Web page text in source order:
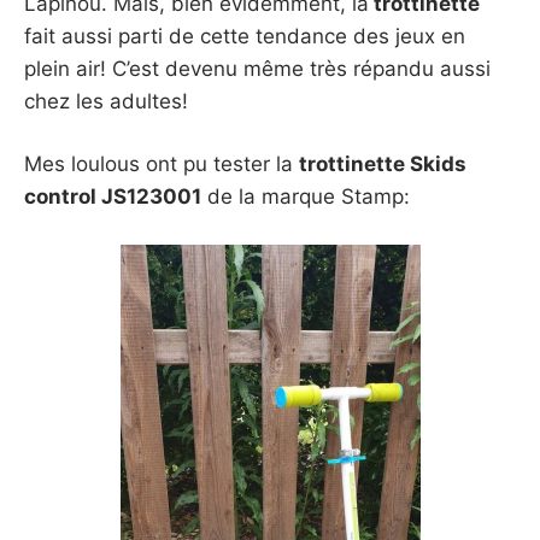
fait aussi parti de cette tendance des jeux en
plein air! C’est devenu même très répandu aussi
chez les adultes!
Mes loulous ont pu tester la trottinette Skids
control JS123001 de la marque Stamp: